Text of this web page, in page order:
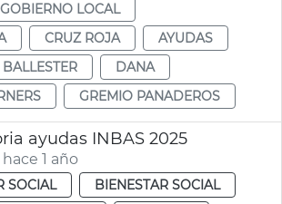
LOCAL
CRUZ ROJA
AYUDAS
DANA
GREMIO PANADEROS
ayudas INBAS 2025
1 año
SOCIAL
BIENESTAR SOCIAL